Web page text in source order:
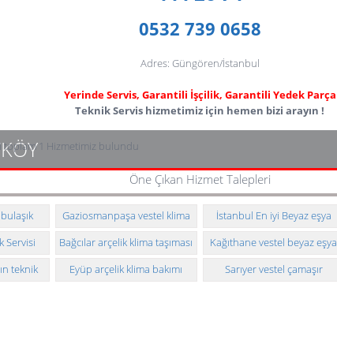
0532 739 0658
Adres: Güngören/İstanbul
Yerinde Servis, Garantili İşçilik, Garantili Yedek Parça
Teknik Servis hizmetimiz için hemen bizi arayın !
toplam 1 Hizmetimiz bulundu
Öne Çıkan Hizmet Talepleri
Gaziosmanpaşa vestel klima
taşıması ve montajı
İstanbul En iyi Beyaz eşya
yetkili teknik servisi
Servisi
Bağcılar arçelik klima taşıması
ve montajı
Kağıthane vestel beyaz eşya
teknik servisi
teknik
Eyüp arçelik klima bakımı
Sarıyer vestel çamaşır
makinesi teknik servisi